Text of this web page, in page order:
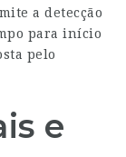
a detecção
para início
pelo
e